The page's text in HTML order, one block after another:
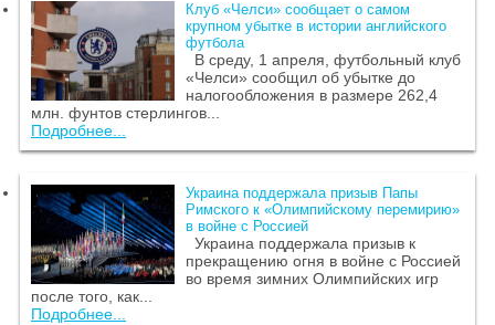
Клуб «Челси» сообщает о самом
крупном убытке в истории английского
футбола
В среду, 1 апреля, футбольный клуб
«Челси» сообщил об убытке до
налогообложения в размере 262,4
млн. фунтов стерлингов...
Подробнее...
Украина поддержала призыв Папы
Римского к «Олимпийскому перемирию»
в войне с Россией
Украина поддержала призыв к
прекращению огня в войне с Россией
во время зимних Олимпийских игр
после того, как...
Подробнее...